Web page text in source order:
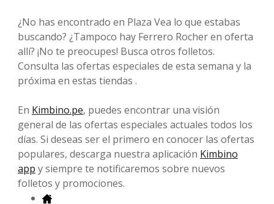
¿No has encontrado en Plaza Vea lo que estabas
buscando? ¿Tampoco hay Ferrero Rocher en oferta
allí? ¡No te preocupes! Busca otros folletos.
Consulta las ofertas especiales de esta semana y la
próxima en estas tiendas .
En Kimbino.pe, puedes encontrar una visión
general de las ofertas especiales actuales todos los
días. Si deseas ser el primero en conocer las ofertas
populares, descarga nuestra aplicación Kimbino
app y siempre te notificaremos sobre nuevos
folletos y promociones.